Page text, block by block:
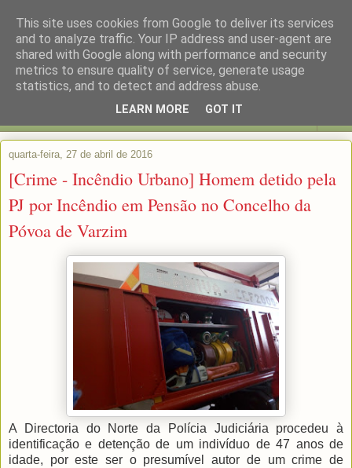
quarta-feira, 27 de abril de 2016
[Crime - Incêndio Urbano] Homem detido pela
PJ por Incêndio em Pensão no Concelho da
Póvoa de Varzim
A Directoria do Norte da Polícia Judiciária procedeu à
identificação e detenção de um indivíduo de 47 anos de
idade, por este ser o presumível autor de um crime de
This site uses cookies from Google to deliver its services
and to analyze traffic. Your IP address and user-agent are
shared with Google along with performance and security
metrics to ensure quality of service, generate usage
statistics, and to detect and address abuse.
LEARN MORE GOT IT